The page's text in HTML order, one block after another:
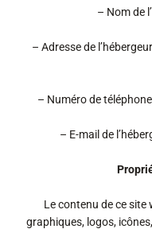
– Nom de
– Adresse de
– Numéro de
– E-mail de
Le contenu de ce site
graphiques, logos,